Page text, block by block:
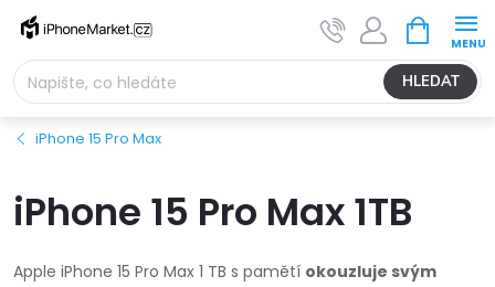
Přejít
obsah
HLEDAT
NÁKUPNÍ
KOŠÍK
iPhone 15 Pro Max
iPhone 15 Pro Max 1TB
Apple iPhone 15 Pro Max 1 TB s pamětí okouzluje svým